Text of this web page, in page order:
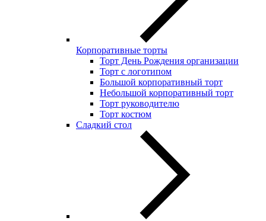
Корпоративные торты
Торт День Рождения организации
Торт с логотипом
Большой корпоративный торт
Небольшой корпоративный торт
Торт руководителю
Торт костюм
Сладкий стол